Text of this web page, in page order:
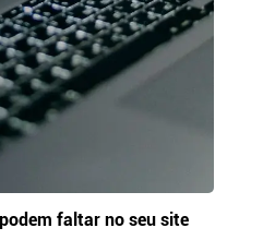
faltar no seu site